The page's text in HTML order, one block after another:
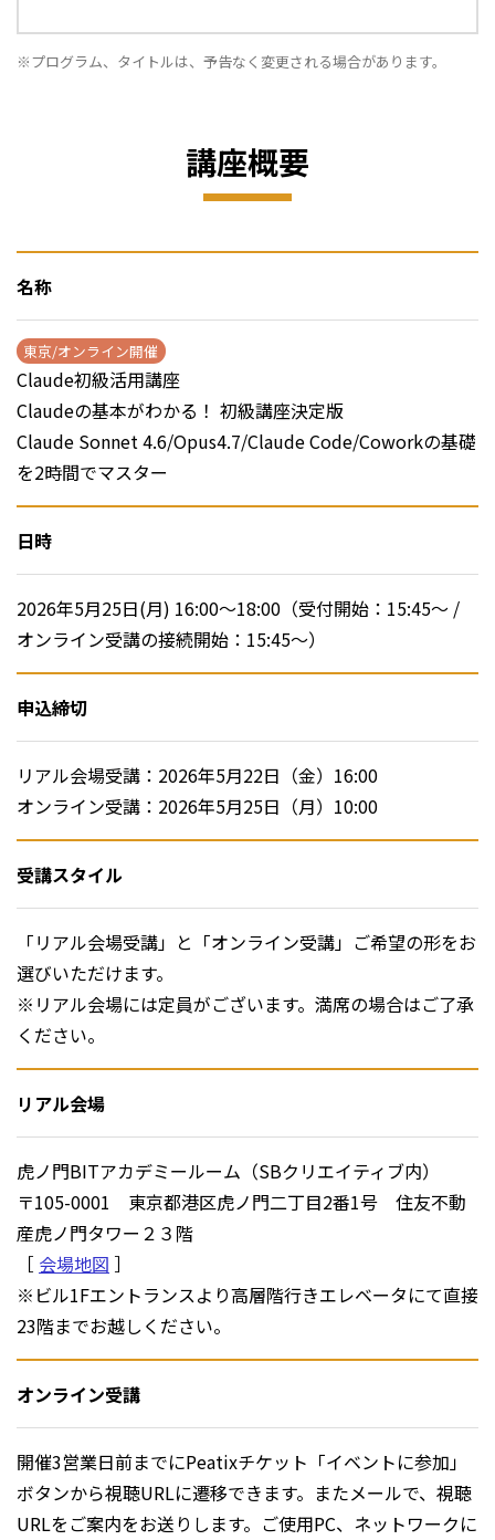
※プログラム、タイトルは、予告なく変更される場合があります。
講座概要
名称
東京/オンライン開催
Claude初級活用講座
Claudeの基本がわかる！ 初級講座決定版
Claude Sonnet 4.6/Opus4.7/Claude Code/Coworkの基礎
を2時間でマスター
日時
2026年5月25日(月) 16:00～18:00（受付開始：15:45～ /
オンライン受講の接続開始：15:45～）
申込締切
リアル会場受講：2026年5月22日（金）16:00
オンライン受講：2026年5月25日（月）10:00
受講スタイル
「リアル会場受講」と「オンライン受講」ご希望の形をお
選びいただけます。
※リアル会場には定員がございます。満席の場合はご了承
ください。
リアル会場
虎ノ門BITアカデミールーム（SBクリエイティブ内）
〒105-0001 東京都港区虎ノ門二丁目2番1号 住友不動
産虎ノ門タワー２３階
［ 会場地図 ］
※ビル1Fエントランスより高層階行きエレベータにて直接
23階までお越しください。
オンライン受講
開催3営業日前までにPeatixチケット「イベントに参加」
ボタンから視聴URLに遷移できます。またメールで、視聴
URLをご案内をお送りします。ご使用PC、ネットワークに